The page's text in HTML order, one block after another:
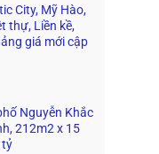
City, Mỹ Hào,
thự, Liền kề,
giá mới cập
Nguyễn Khắc
212m2 x 15
tỷ